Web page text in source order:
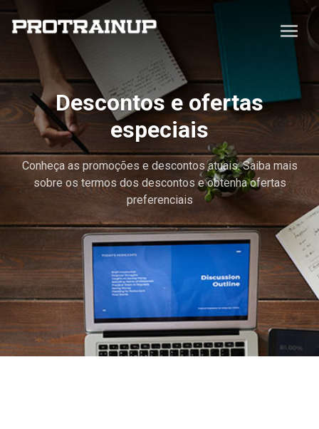
Descontos e ofertas
especiais
Conheça as promoções e descontos atuais. Saiba mais
sobre os termos dos descontos e obtenha ofertas
preferenciais